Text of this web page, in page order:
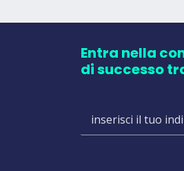
Entra nella
di successo